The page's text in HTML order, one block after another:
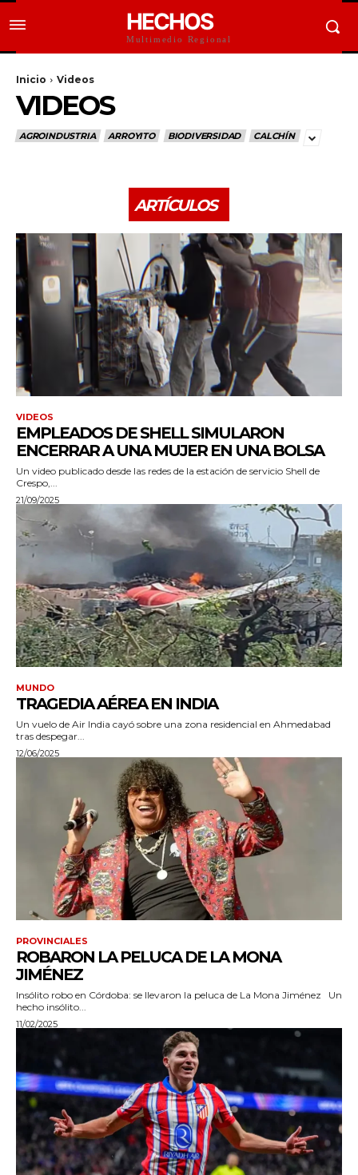
HECHOS
Multimedio Regional
Inicio Videos
VIDEOS
AGROINDUSTRIA ARROYITO BIODIVERSIDAD CALCHÍN
ARTÍCULOS
VIDEOS
EMPLEADOS DE SHELL SIMULARON
ENCERRAR A UNA MUJER EN UNA BOLSA
Un video publicado desde las redes de la estación de servicio Shell de
Crespo,...
21/09/2025
MUNDO
TRAGEDIA AÉREA EN INDIA
Un vuelo de Air India cayó sobre una zona residencial en Ahmedabad
tras despegar...
12/06/2025
PROVINCIALES
ROBARON LA PELUCA DE LA MONA
JIMÉNEZ
Insólito robo en Córdoba: se llevaron la peluca de La Mona Jiménez Un
hecho insólito...
11/02/2025